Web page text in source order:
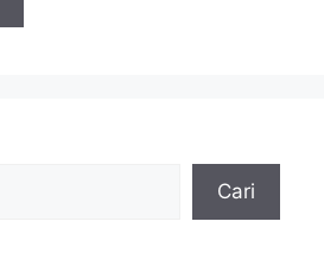
Cari